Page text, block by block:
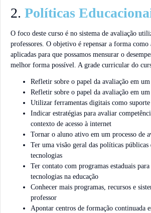
2. Políticas
O foco deste curso é no sistema de avaliação
professores. O objetivo é repensar a forma como
aplicadas para que possamos mensurar o
melhor forma possível. A grade curricular do
Refletir sobre o papel da avaliação em
Refletir sobre o papel da avaliação em
Utilizar ferramentas digitais como suporte
Indicar estratégias para avaliar
contexto de acesso à internet
Tornar o aluno ativo em um processo de
Ter uma visão geral das políticas públicas
tecnologias
Ter contato com programas estaduais
tecnologias na educação
Conhecer mais programas, recursos e
professor
Apontar centros de formação continuada